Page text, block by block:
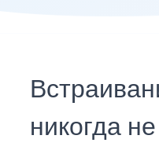
никогда